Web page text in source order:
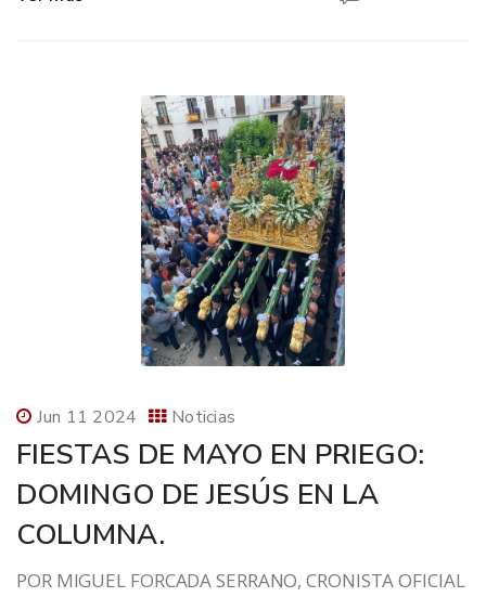
Jun 11 2024 Noticias
FIESTAS DE MAYO EN PRIEGO:
DOMINGO DE JESÚS EN LA
COLUMNA.
POR MIGUEL FORCADA SERRANO, CRONISTA OFICIAL